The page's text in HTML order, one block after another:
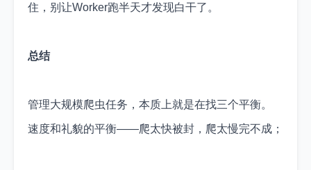
住，别让Worker跑半天才发现白干了。
总结
管理大规模爬虫任务，本质上就是在找三个平衡。
速度和礼貌的平衡——爬太快被封，爬太慢完不成；